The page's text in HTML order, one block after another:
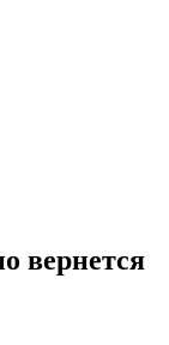
вернется